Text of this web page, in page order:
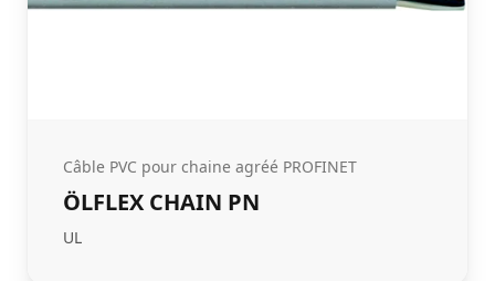
Câble PVC pour chaine agréé PROFINET
ÖLFLEX CHAIN PN
UL